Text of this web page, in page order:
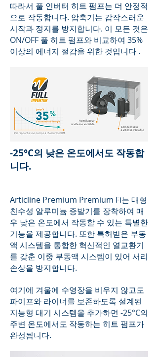
따라서 풀 인버터 히트 펌프는 더 안정적
으로 작동합니다. 압축기는 갑작스러운
시작과 정지를 방지합니다. 이 모든 것은
ON/OFF 풀 히트 펌프와 비교하여 35%
이상의 에너지 절감을 위한 것입니다 .
-25°C의 낮은 온도에서도 작동합
니다.
Articline Premium Premium Fi는 대형
친수성 알루미늄 증발기를 장착하여 매
우 낮은 온도에서 작동할 수 있는 특별한
기능을 제공합니다. 또한 특허받은 부동
액 시스템을 통합한 혁신적인 열교환기
를 갖춘 이중 부동액 시스템이 있어 서리
손상을 방지합니다.
여기에 겨울에 수영장을 비우지 않고도
파이프와 라이너를 보존하도록 설계된
지능형 대기 시스템을 추가하면 -25°C의
주변 온도에서도 작동하는 히트 펌프가
완성됩니다.